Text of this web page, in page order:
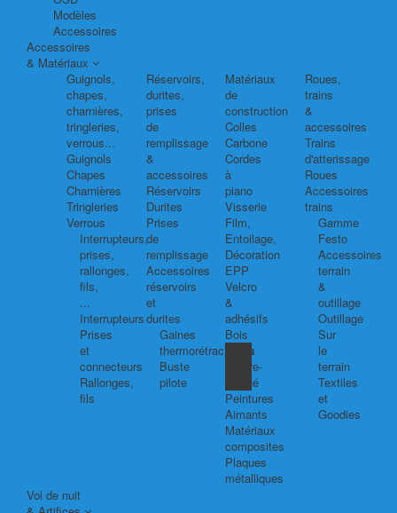
Modèles
Accessoires
Accessoires
& Matériaux
Guignols,
chapes,
charnières,
tringleries,
verrous...
Guignols
Chapes
Charnières
Tringleries
Verrous
Interrupteurs,
prises,
rallonges,
fils,
...
Interrupteurs
Prises
et
connecteurs
Rallonges,
fils
Réservoirs,
durites,
prises
de
remplissage
&
accessoires
Réservoirs
Durites
Prises
de
remplissage
Accessoires
réservoirs
et
durites
Gaines
thermorétractables
Buste
pilote
Matériaux
de
construction
Colles
Carbone
Cordes
à
piano
Visserie
Film,
Entoilage,
Décoration
EPP
Velcro
&
adhésifs
Bois
Balsa
Contre-
plaqué
Peintures
Aimants
Matériaux
composites
Plaques
métalliques
Roues,
trains
&
accessoires
Trains
d'atterissage
Roues
Accessoires
trains
Gamme
Festo
Accessoires
terrain
&
outillage
Outillage
Sur
le
terrain
Textiles
et
Goodies
Vol de nuit